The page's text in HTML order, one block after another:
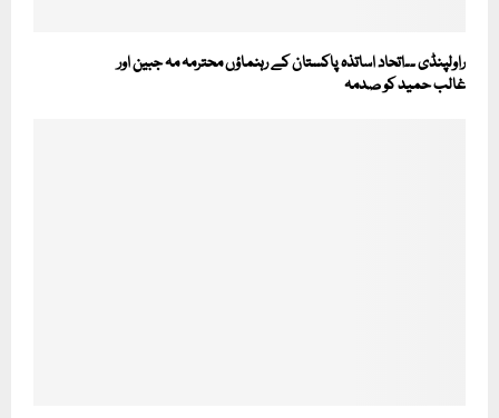
راولپنڈی ۔۔اتحاد اساتذہ پاکستان کے رہنماؤں محترمہ مہ جبین اور
غالب حمید کو صدمہ